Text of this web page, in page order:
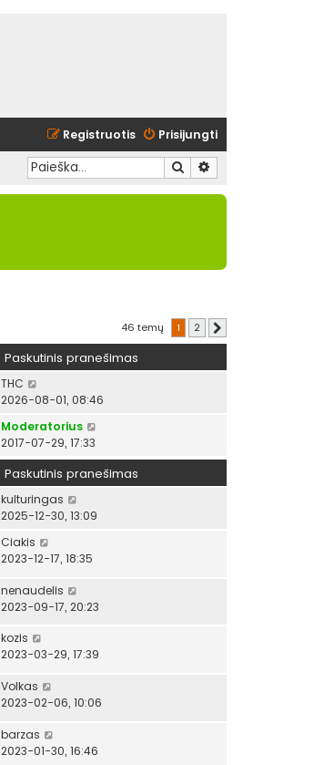
Prisijungti
Registruotis
Ieškoti
46 temų 1 2
Paskutinis pranešimas
THC
2026-08-01, 08:46
Moderatorius
2017-07-29, 17:33
Paskutinis pranešimas
kulturingas
2025-12-30, 13:09
Ciakis
2023-12-17, 18:35
nenaudelis
2023-09-17, 20:23
kozis
2023-03-29, 17:39
Volkas
2023-02-06, 10:06
barzas
2023-01-30, 16:46